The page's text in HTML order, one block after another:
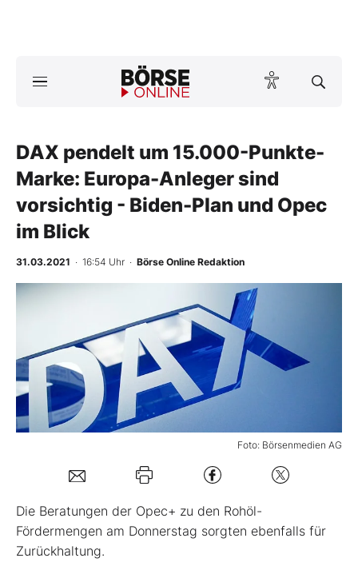
Anlageprodukte
Finanz-Check
Abo & Shop
BO-Musterdepots
Mein B:O
Mein Konto
Kontakt
DAX pendelt um 15.000-Punkte-
Marke: Europa-Anleger sind
vorsichtig - Biden-Plan und Opec
im Blick
31.03.2021 · 16:54 Uhr · Börse Online Redaktion
Foto: Börsenmedien AG
Die Beratungen der Opec+ zu den Rohöl-
Fördermengen am Donnerstag sorgten ebenfalls für
Zurückhaltung.